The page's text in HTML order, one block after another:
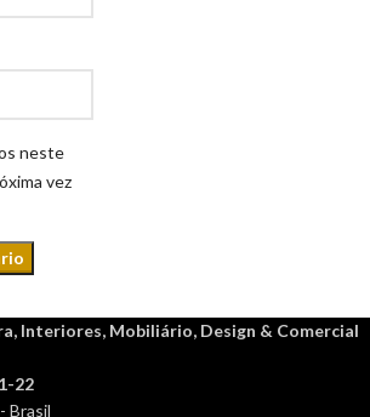
neste
vez
Interiores, Mobiliário, Design & Comercial
22
Brasil